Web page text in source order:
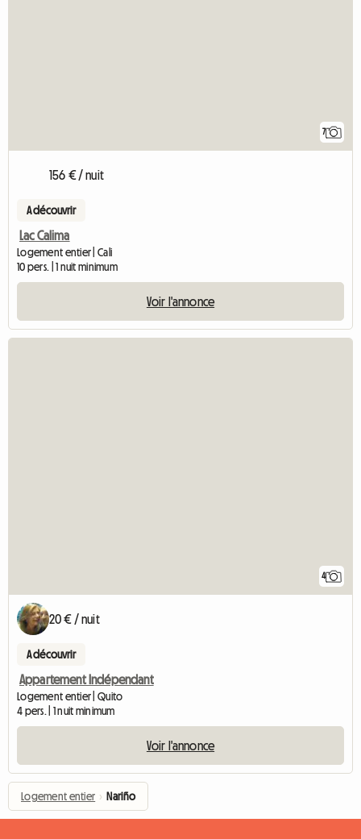
7
156 € / nuit
A découvrir
Lac Calima
Logement entier | Cali
10 pers. | 1 nuit minimum
Voir l'annonce
4
20 € / nuit
A découvrir
Appartement Indépendant
Logement entier | Quito
4 pers. | 1 nuit minimum
Voir l'annonce
Logement entier › Nariño